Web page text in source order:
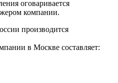
оговаривается
компании.
производится
в Москве составляет: